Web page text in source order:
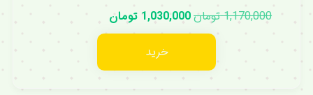
1,170,000 تومان1,030,000 تومان
خرید